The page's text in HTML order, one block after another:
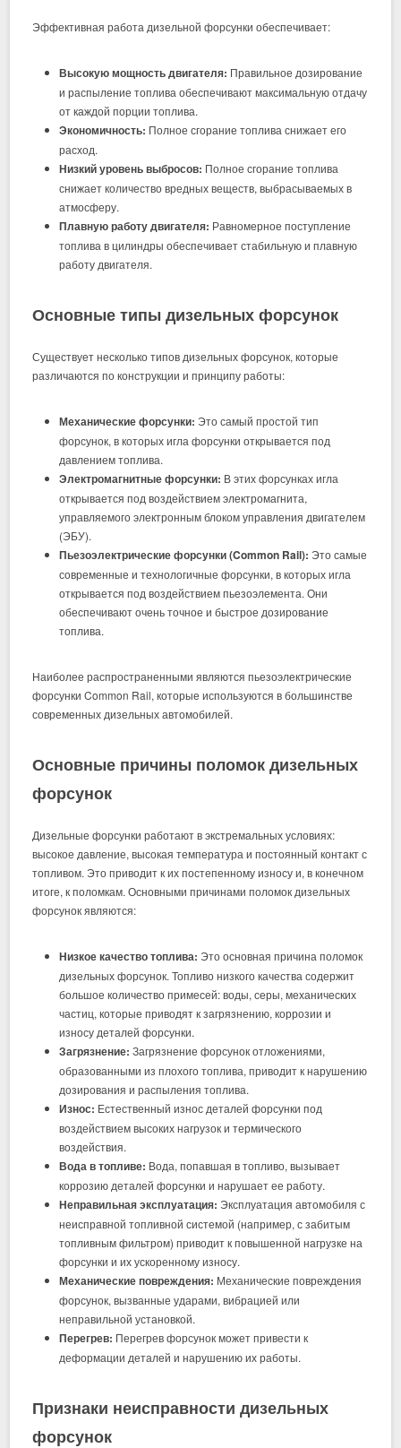
Эффективная работа дизельной форсунки обеспечивает:
Высокую мощность двигателя: Правильное дозирование
и распыление топлива обеспечивают максимальную отдачу
от каждой порции топлива.
Экономичность: Полное сгорание топлива снижает его
расход.
Низкий уровень выбросов: Полное сгорание топлива
снижает количество вредных веществ, выбрасываемых в
атмосферу.
Плавную работу двигателя: Равномерное поступление
топлива в цилиндры обеспечивает стабильную и плавную
работу двигателя.
Основные типы дизельных форсунок
Существует несколько типов дизельных форсунок, которые
различаются по конструкции и принципу работы:
Механические форсунки: Это самый простой тип
форсунок, в которых игла форсунки открывается под
давлением топлива.
Электромагнитные форсунки: В этих форсунках игла
открывается под воздействием электромагнита,
управляемого электронным блоком управления двигателем
(ЭБУ).
Пьезоэлектрические форсунки (Common Rail): Это самые
современные и технологичные форсунки, в которых игла
открывается под воздействием пьезоэлемента. Они
обеспечивают очень точное и быстрое дозирование
топлива.
Наиболее распространенными являются пьезоэлектрические
форсунки Common Rail, которые используются в большинстве
современных дизельных автомобилей.
Основные причины поломок дизельных
форсунок
Дизельные форсунки работают в экстремальных условиях:
высокое давление, высокая температура и постоянный контакт с
топливом. Это приводит к их постепенному износу и, в конечном
итоге, к поломкам. Основными причинами поломок дизельных
форсунок являются:
Низкое качество топлива: Это основная причина поломок
дизельных форсунок. Топливо низкого качества содержит
большое количество примесей: воды, серы, механических
частиц, которые приводят к загрязнению, коррозии и
износу деталей форсунки.
Загрязнение: Загрязнение форсунок отложениями,
образованными из плохого топлива, приводит к нарушению
дозирования и распыления топлива.
Износ: Естественный износ деталей форсунки под
воздействием высоких нагрузок и термического
воздействия.
Вода в топливе: Вода, попавшая в топливо, вызывает
коррозию деталей форсунки и нарушает ее работу.
Неправильная эксплуатация: Эксплуатация автомобиля с
неисправной топливной системой (например, с забитым
топливным фильтром) приводит к повышенной нагрузке на
форсунки и их ускоренному износу.
Механические повреждения: Механические повреждения
форсунок, вызванные ударами, вибрацией или
неправильной установкой.
Перегрев: Перегрев форсунок может привести к
деформации деталей и нарушению их работы.
Признаки неисправностидизельных
форсунок